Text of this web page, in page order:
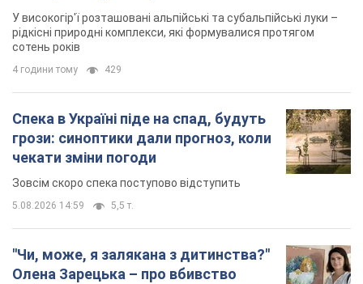
У високогір'ї розташовані альпійські та субальпійські луки –
рідкісні природні комплекси, які формувалися протягом
сотень років
4 години тому 429
Спека в Україні піде на спад, будуть
грози: синоптики дали прогноз, коли
чекати зміни погоди
Зовсім скоро спека поступово відступить
5.08.2026 14:59 5,5 т.
"Чи, може, я залякана з дитинства?"
Олена Зарецька – про вбивство